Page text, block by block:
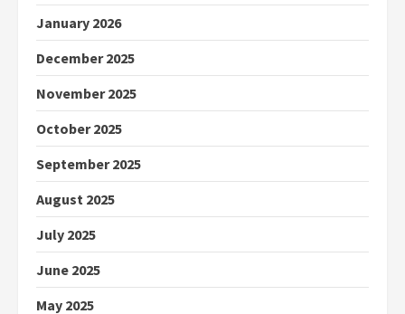
January 2026
December 2025
November 2025
October 2025
September 2025
August 2025
July 2025
June 2025
May 2025